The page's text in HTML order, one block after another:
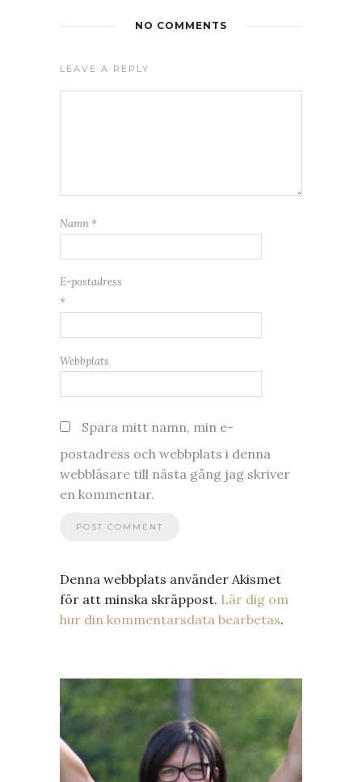
NO COMMENTS
LEAVE A REPLY
Namn *
E-postadress
*
Webbplats
Spara mitt namn, min e-
postadress och webbplats i denna
webbläsare till nästa gång jag skriver
en kommentar.
Denna webbplats använder Akismet
för att minska skräppost. Lär dig om
hur din kommentarsdata bearbetas.